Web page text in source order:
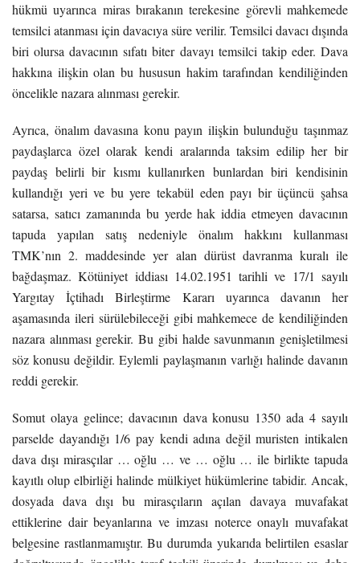
hükmü uyarınca miras bırakanın terekesine görevli mahkemede
temsilci atanması için davacıya süre verilir. Temsilci davacı dışında
biri olursa davacının sıfatı biter davayı temsilci takip eder. Dava
hakkına ilişkin olan bu hususun hakim tarafından kendiliğinden
öncelikle nazara alınması gerekir.
Ayrıca, önalım davasına konu payın ilişkin bulunduğu taşınmaz
paydaşlarca özel olarak kendi aralarında taksim edilip her bir
paydaş belirli bir kısmı kullanırken bunlardan biri kendisinin
kullandığı yeri ve bu yere tekabül eden payı bir üçüncü şahsa
satarsa, satıcı zamanında bu yerde hak iddia etmeyen davacının
tapuda yapılan satış nedeniyle önalım hakkını kullanması
TMK’nın 2. maddesinde yer alan dürüst davranma kuralı ile
bağdaşmaz. Kötüniyet iddiası 14.02.1951 tarihli ve 17/1 sayılı
Yargıtay İçtihadı Birleştirme Kararı uyarınca davanın her
aşamasında ileri sürülebileceği gibi mahkemece de kendiliğinden
nazara alınması gerekir. Bu gibi halde savunmanın genişletilmesi
söz konusu değildir. Eylemli paylaşmanın varlığı halinde davanın
reddi gerekir.
Somut olaya gelince; davacının dava konusu 1350 ada 4 sayılı
parselde dayandığı 1/6 pay kendi adına değil muristen intikalen
dava dışı mirasçılar … oğlu … ve … oğlu … ile birlikte tapuda
kayıtlı olup elbirliği halinde mülkiyet hükümlerine tabidir. Ancak,
dosyada dava dışı bu mirasçıların açılan davaya muvafakat
ettiklerine dair beyanlarına ve imzası noterce onaylı muvafakat
belgesine rastlanmamıştır. Bu durumda yukarıda belirtilen esaslar